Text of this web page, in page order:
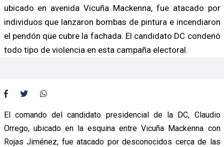
ubicado en avenida Vicuña Mackenna, fue atacado por
individuos que lanzaron bombas de pintura e incendiaron
el pendón que cubre la fachada. El candidato DC condenó
todo tipo de violencia en esta campaña electoral.
El comando del candidato presidencial de la DC, Claudio
Orrego, ubicado en la esquina entre Vicuña Mackenna con
Rojas Jiménez, fue atacado por desconocidos cerca de las